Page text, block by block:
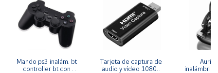
Mando ps3 inalám. bt
controller bt con
Tarjeta de captura de
audio y vídeo 1080p